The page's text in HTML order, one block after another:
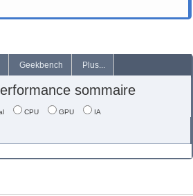
Geekbench Plus...
sommaire
CPU GPU IA